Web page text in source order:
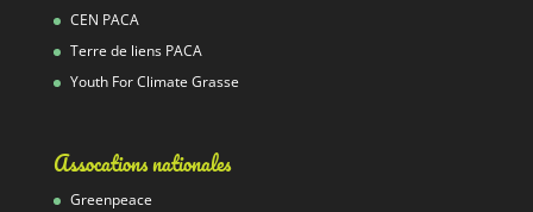
CEN PACA
Terre de liens PACA
Youth For Climate Grasse
Assocations nationales
Greenpeace